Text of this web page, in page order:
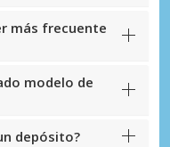
más frecuente
modelo de
depósito?